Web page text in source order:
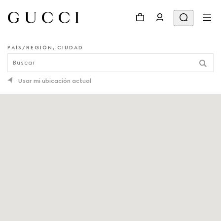
LOCALIZADOR DE TIENDAS
PAÍS/REGIÓN, CIUDAD
Usar mi ubicación actual